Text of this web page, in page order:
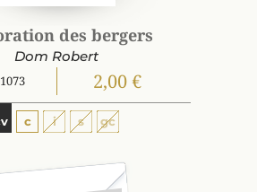
des bergers
Dom Robert
2,00 €
c i s gc